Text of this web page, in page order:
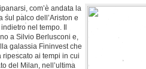
com’è andata la
sul palco dell’Ariston e
nel tempo. Il
a Silvio Berlusconi e,
galassia Fininvest che
ai tempi in cui
del Milan, nell’ultima